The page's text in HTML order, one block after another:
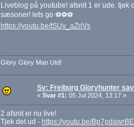
Liveblog på youtube! afsnit 1 er ude.
sæsoner! lets go ⚽️⚽️⚽️
https://youtu.be/tSUv_aZriVs
Glory Glory Man Utd!
Sv: Freiburg Gloryhunter
« Svar #1: 05 Jul 2024, 13:17 »
2 afsnit er nu live!
Tjek det ud - https://youtu.be/